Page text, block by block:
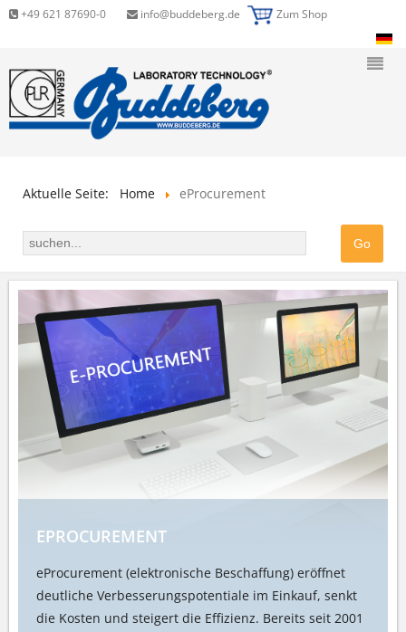
+49 621 87690-0 info@buddeberg.de Zum Shop
Aktuelle Seite: Home eProcurement
EPROCUREMENT
eProcurement (elektronische Beschaffung) eröffnet
deutliche Verbesserungspotentiale im Einkauf, senkt
die Kosten und steigert die Effizienz. Bereits seit 2001